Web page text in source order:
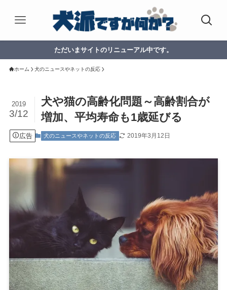
ただいまサイトのリニューアル中です。
ホーム 犬のニュースやネットの反応
犬や猫の高齢化問題～高齢割合が
増加、平均寿命も1歳延びる
2019
3/12
広告 犬のニュースやネットの反応 2019年3月12日